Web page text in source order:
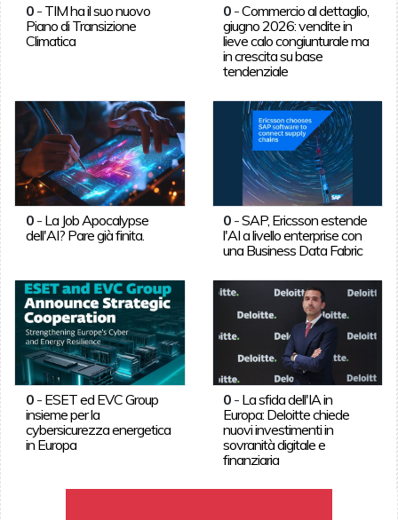
0- TIM ha il suo nuovo
Piano di Transizione
Climatica
0 -Commercio al dettaglio,
giugno 2026: vendite in
lieve calo congiunturale ma
in crescita su base
tendenziale
0- La Job Apocalypse
dell'AI? Pare già finita.
0 -SAP, Ericsson estende
l'AI a livello enterprise con
una Business Data Fabric
0- ESET ed EVC Group
insieme per la
cybersicurezza energetica
in Europa
0 - La sfida dell'IA in
Europa: Deloitte chiede
nuovi investimenti in
sovranità digitale e
finanziaria